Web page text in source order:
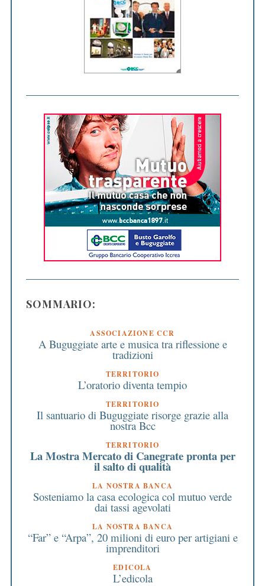
SOMMARIO:
ASSOCIAZIONE CCR
A Buguggiate arte e musica tra riflessione e
tradizioni
TERRITORIO
L’oratorio diventa tempio
TERRITORIO
Il santuario di Buguggiate risorge grazie alla
nostra Bcc
TERRITORIO
La Mostra Mercato di Canegrate pronta per
il salto di qualità
LA NOSTRA BANCA
Sosteniamo la casa ecologica col mutuo verde
dai tassi agevolati
LA NOSTRA BANCA
“Far” e “Arpa”, 20 milioni di euro per artigiani e
imprenditori
EDICOLA
L’edicola